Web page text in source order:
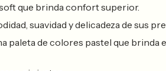
que brinda confort superior.
suavidad y delicadeza de sus
paleta de colores pastel que brinda